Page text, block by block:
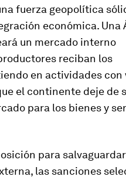
fuerza geopolítica
económica. Una
un mercado interno
reciban los
en actividades con
el continente deje de
para los bienes y
para
las sanciones